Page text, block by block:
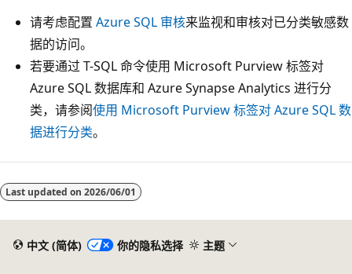
请考虑配置 Azure SQL 审核来监视和审核对已分类敏感数
据的访问。
若要通过 T-SQL 命令使用 Microsoft Purview 标签对
Azure SQL 数据库和 Azure Synapse Analytics 进行分
类，请参阅使用 Microsoft Purview 标签对 Azure SQL 数
据进行分类。
Last updated on 2026/06/01
中文 (简体) 你的隐私选择 主题